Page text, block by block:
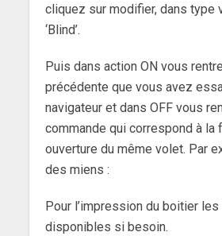
cliquez sur modifier, dans type
‘Blind’.
Puis dans action ON vous
précédente que vous avez
navigateur et dans OFF vous
commande qui correspond à la
ouverture du même volet. Par
des miens :
Pour l’impression du boitier
disponibles si besoin.